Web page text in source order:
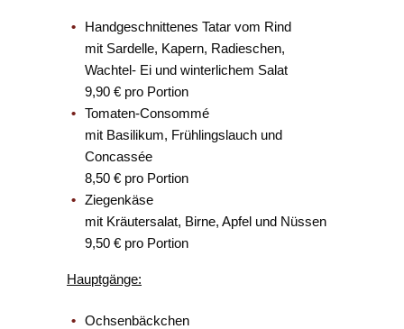
Handgeschnittenes Tatar vom Rind
mit Sardelle, Kapern, Radieschen,
Wachtel- Ei und winterlichem Salat
9,90 € pro Portion
Tomaten-Consommé
mit Basilikum, Frühlingslauch und
Concassée
8,50 € pro Portion
Ziegenkäse
mit Kräutersalat, Birne, Apfel und Nüssen
9,50 € pro Portion
Hauptgänge:
Ochsenbäckchen